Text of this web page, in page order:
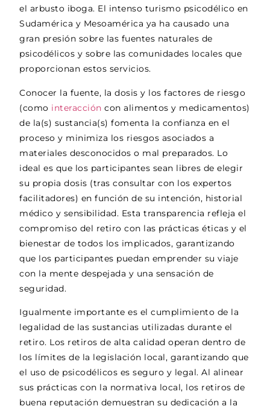
el arbusto iboga. El intenso turismo psicodélico en
Sudamérica y Mesoamérica ya ha causado una
gran presión sobre las fuentes naturales de
psicodélicos y sobre las comunidades locales que
proporcionan estos servicios.
Conocer la fuente, la dosis y los factores de riesgo
(como interaccióncon alimentos y medicamentos)
de la(s) sustancia(s) fomenta la confianza en el
proceso y minimiza los riesgos asociados a
materiales desconocidos o mal preparados. Lo
ideal es que los participantes sean libres de elegir
su propia dosis (tras consultar con los expertos
facilitadores) en función de su intención, historial
médico y sensibilidad. Esta transparencia refleja el
compromiso del retiro con las prácticas éticas y el
bienestar de todos los implicados, garantizando
que los participantes puedan emprender su viaje
con la mente despejada y una sensación de
seguridad.
Igualmente importante es el cumplimiento de la
legalidad de las sustancias utilizadas durante el
retiro. Los retiros de alta calidad operan dentro de
los límites de la legislación local, garantizando que
el uso de psicodélicos es seguro y legal. Al alinear
sus prácticas con la normativa local, los retiros de
buena reputación demuestran su dedicación a la